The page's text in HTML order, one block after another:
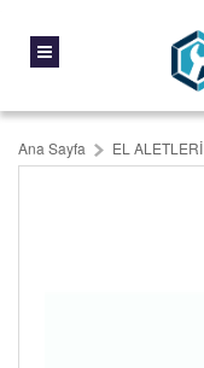
Ana Sayfa EL ALETLERİ